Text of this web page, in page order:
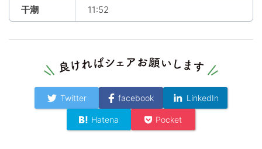
干潮 11:52
Twitter facebook LinkedIn
Hatena Pocket